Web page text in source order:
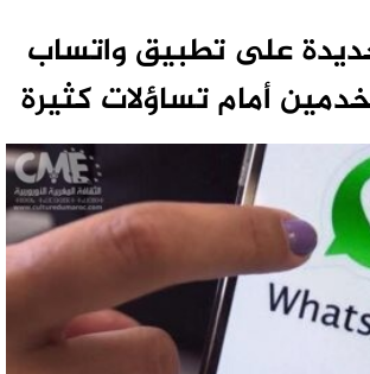
على تطبيق واتساب
أمام تساؤلات كثيرة